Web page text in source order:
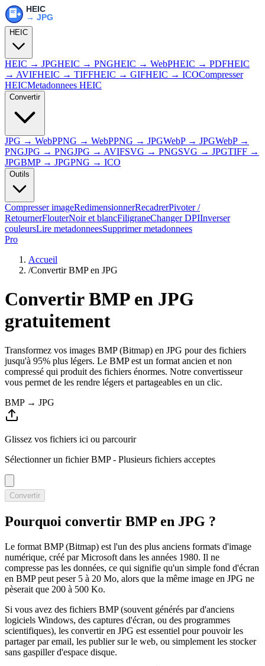
HEIC
HEIC → JPGHEIC → PNGHEIC → WebPHEIC → PDFHEIC
→ AVIFHEIC → TIFFHEIC → GIFHEIC → ICOCompresser
HEICMetadonnees HEIC
Convertir
JPG → WebPPNG → WebPPNG → JPGWebP → JPGWebP →
PNGJPG → PNGJPG → AVIFSVG → PNGSVG → JPGTIFF →
JPGBMP → JPGPNG → ICO
Outils
Compresser imageRedimensionnerRecadrerPivoter /
RetournerFlouterNoir et blancFiligraneChanger DPIInverser
couleursLire metadonneesSupprimer metadonnees
Pro
Accueil
/Convertir BMP en JPG
Convertir BMP en JPG
gratuitement
Transformez vos images BMP (Bitmap) en JPG pour des fichiers
jusqu'à 95% plus légers. Le BMP est un format ancien et non
compressé qui produit des fichiers énormes. Notre convertisseur
vous permet de les rendre légers et partageables en un clic.
BMP → JPG
Glissez vos fichiers ici ou parcourir
Sélectionner un fichier BMP- Plusieurs fichiers acceptes
Convertir
Pourquoi convertir BMP en JPG ?
Le format BMP (Bitmap) est l'un des plus anciens formats d'image
numérique, créé par Microsoft dans les années 1980. Il ne
compresse pas les données, ce qui signifie qu'un simple fond d'écran
en BMP peut peser 5 à 20 Mo, alors que la même image en JPG ne
pèserait que 200 à 500 Ko.
Si vous avez des fichiers BMP (souvent générés par d'anciens
logiciels Windows, des captures d'écran, ou des programmes
scientifiques), les convertir en JPG est essentiel pour pouvoir les
partager par email, les publier sur le web, ou simplement les stocker
sans gaspiller d'espace disque.